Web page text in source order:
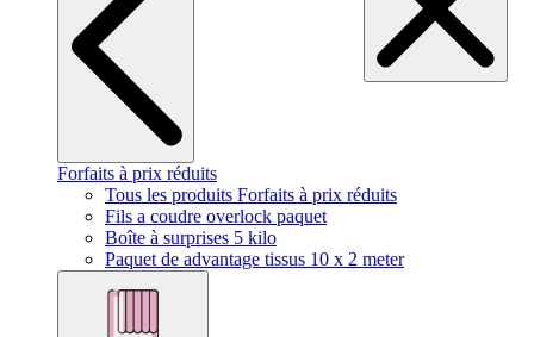
Forfaits à prix réduits
Tous les produits Forfaits à prix réduits
Fils a coudre overlock paquet
Boîte à surprises 5 kilo
Paquet de advantage tissus 10 x 2 meter